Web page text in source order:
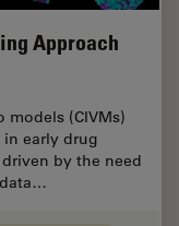
Approach
(CIVMs)
early drug
by the need